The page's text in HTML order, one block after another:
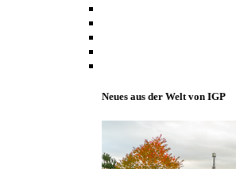
Neues aus der Welt von IGP